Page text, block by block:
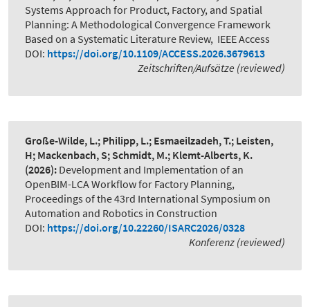
Systems Approach for Product, Factory, and Spatial
Planning: A Methodological Convergence Framework
Based on a Systematic Literature Review, IEEE Access
DOI: https://doi.org/10.1109/ACCESS.2026.3679613
Zeitschriften/Aufsätze (reviewed)
Große-Wilde, L.; Philipp, L.; Esmaeilzadeh, T.; Leisten,
H; Mackenbach, S; Schmidt, M.; Klemt-Alberts, K.
(2026): Development and Implementation of an
OpenBIM-LCA Workflow for Factory Planning,
Proceedings of the 43rd International Symposium on
Automation and Robotics in Construction
DOI: https://doi.org/10.22260/ISARC2026/0328
Konferenz (reviewed)